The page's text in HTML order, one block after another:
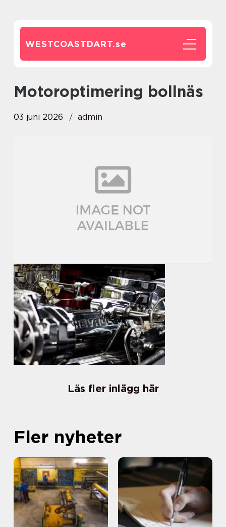
WESTCOASTDART.se
motoroptimering bollnäs
03 juni 2026 admin
Läs fler inlägg här
Fler nyheter